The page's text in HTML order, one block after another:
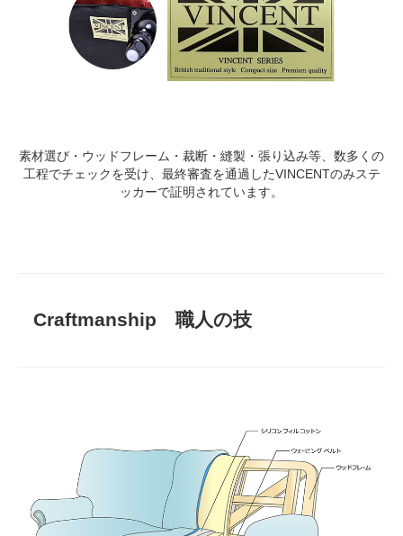
素材選び・ウッドフレーム・裁断・縫製・張り込み等、数多くの
工程でチェックを受け、最終審査を通過したVINCENTのみステ
ッカーで証明されています。
Craftmanship 職人の技